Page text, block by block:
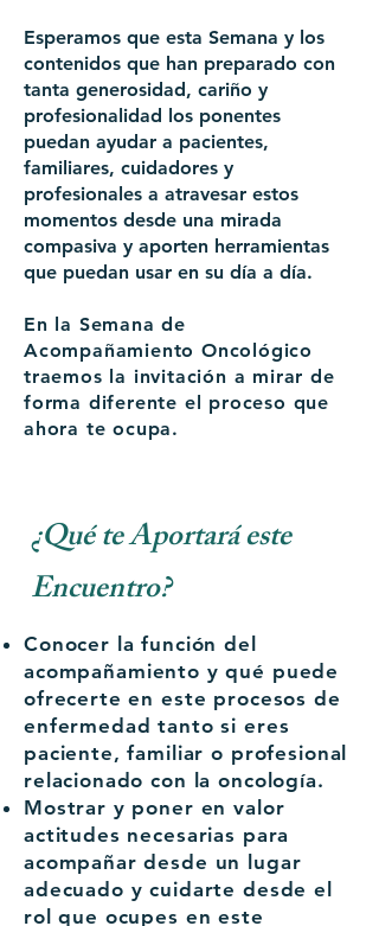
Esperamos que esta Semana y los
contenidos que han preparado con
tanta generosidad, cariño y
profesionalidad los ponentes
puedan ayudar a pacientes,
familiares, cuidadores y
profesionales a atravesar estos
momentos desde una mirada
compasiva y aporten herramientas
que puedan usar en su día a día.
En la Semana de
Acompañamiento Oncológico
traemos la invitación a mirar de
forma diferente el proceso que
ahora te ocupa.
¿Qué te Aportará este
Encuentro?
Conocer la función del
acompañamiento y qué puede
ofrecerte en este procesos de
enfermedad tanto si eres
paciente, familiar o profesional
relacionado con la oncología.
Mostrar y poner en valor
actitudes necesarias para
acompañar desde un lugar
adecuado y cuidarte desde el
rol que ocupes en este